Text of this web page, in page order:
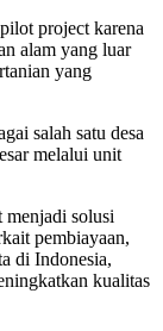
project karena
alam yang luar
yang
salah satu desa
melalui unit
menjadi solusi
pembiayaan,
di Indonesia,
kualitas